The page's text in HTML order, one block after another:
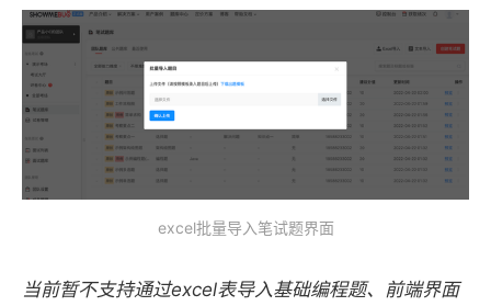
excel批量导入笔试题界面
当前暂不支持通过excel表导入基础编程题、前端界面